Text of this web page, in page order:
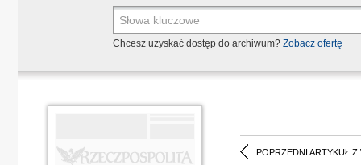
Chcesz uzyskać dostęp do archiwum? Zobacz ofertę
POPRZEDNI ARTYKUŁ Z